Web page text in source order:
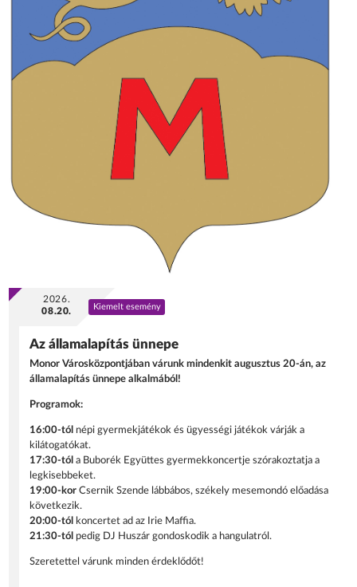
2026.
08.20.
Kiemelt esemény
Az államalapítás ünnepe
Monor Városközpontjában várunk mindenkit augusztus 20-án, az
államalapítás ünnepe alkalmából!
Programok:
16:00-tól népi gyermekjátékok és ügyességi játékok várják a
kilátogatókat.
17:30-tól a Buborék Együttes gyermekkoncertje szórakoztatja a
legkisebbeket.
19:00-korCsernik Szende lábbábos, székely mesemondó előadása
következik.
20:00-tól
koncertet ad az Irie Maffia.
21:30-tól pedig DJ Huszár gondoskodik a hangulatról.
Szeretettel várunk minden érdeklődőt!